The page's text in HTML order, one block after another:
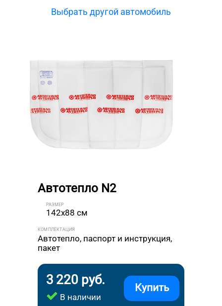
Выбрать другой автомобиль
Автотепло N2
РАЗМЕР
142x88 см
КОМПЛЕКТАЦИЯ
Автотепло, паспорт и инструкция,
пакет
3 220 руб.
В наличии
Купить